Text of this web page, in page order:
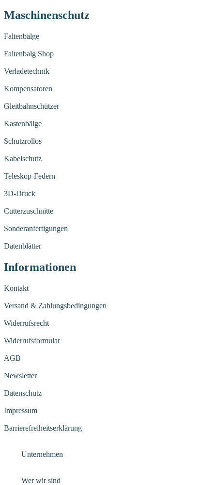
Maschinenschutz
Faltenbälge
Faltenbalg Shop
Verladetechnik
Kompensatoren
Gleitbahnschützer
Kastenbälge
Schutzrollos
Kabelschutz
Teleskop-Federn
3D-Druck
Cutterzuschnitte
Sonderanfertigungen
Datenblätter
Informationen
Kontakt
Versand & Zahlungsbedingungen
Widerrufsrecht
Widerrufsformular
AGB
Newsletter
Datenschutz
Impressum
Barrierefreiheitserklärung
Unternehmen
Wer wir sind